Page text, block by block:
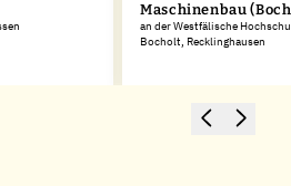
Maschinenbau
an der Westfälische
Bocholt, Recklinghausen